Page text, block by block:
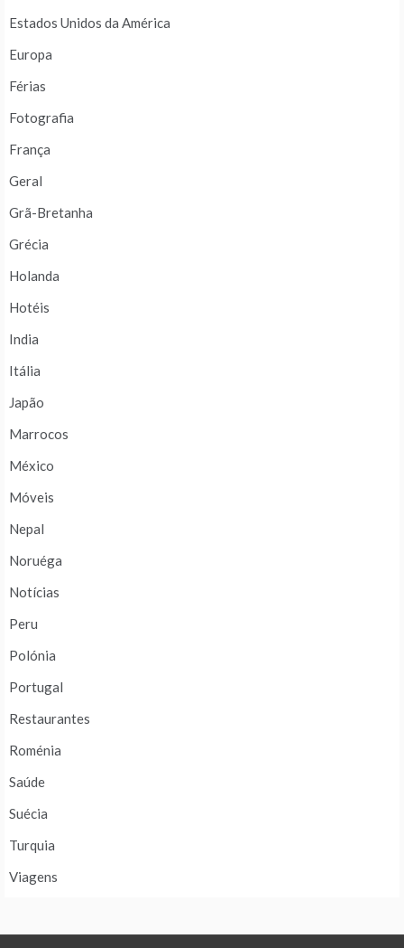
Estados Unidos da América
Europa
Férias
Fotografia
França
Geral
Grã-Bretanha
Grécia
Holanda
Hotéis
India
Itália
Japão
Marrocos
México
Móveis
Nepal
Noruéga
Notícias
Peru
Polónia
Portugal
Restaurantes
Roménia
Saúde
Suécia
Turquia
Viagens